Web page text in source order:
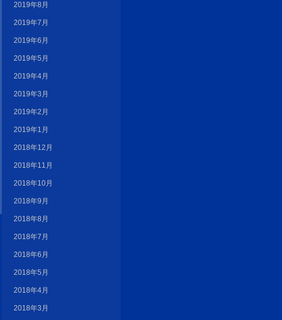
2019年8月
2019年7月
2019年6月
2019年5月
2019年4月
2019年3月
2019年2月
2019年1月
2018年12月
2018年11月
2018年10月
2018年9月
2018年8月
2018年7月
2018年6月
2018年5月
2018年4月
2018年3月